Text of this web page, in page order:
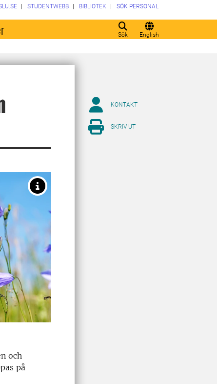
Sök English
STUDENTWEBB BIBLIOTEK SÖK PERSONAL
och
på
KONTAKT
SKRIV UT